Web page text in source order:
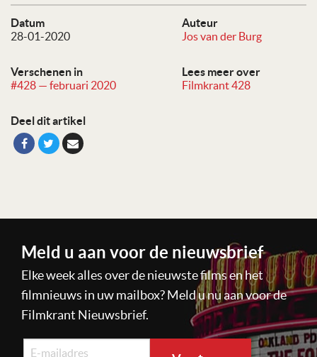
Datum
28-01-2020
Auteur
Jos van der Burg
Verschenen in
#428 — februari 2020
Lees meer over
Filmkrant 428
Deel dit artikel
Meld u aan voor de nieuwsbrief
Elke week alles over de nieuwste films en het
filmnieuws in uw mailbox? Meld u nu aan voor de
Filmkrant Nieuwsbrief.